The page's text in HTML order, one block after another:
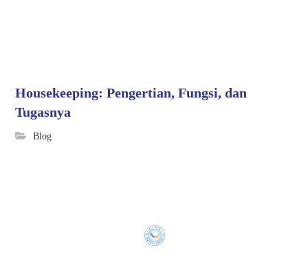
Housekeeping: Pengertian, Fungsi, dan
Tugasnya
Blog